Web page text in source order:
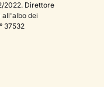
2022. Direttore
all'albo dei
37532